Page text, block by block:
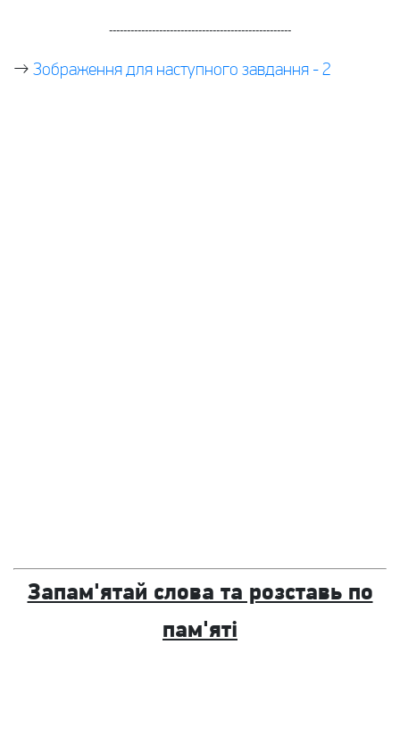
---------------------------------------------------
→ Зображення для наступного завдання - 2
Запам'ятай слова та розставь по
пам'яті